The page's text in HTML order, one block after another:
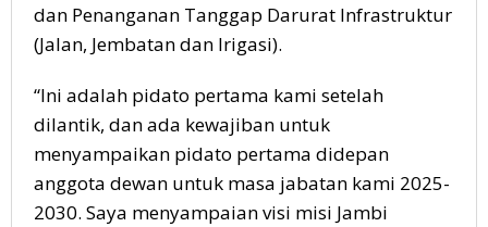
dan Penanganan Tanggap Darurat Infrastruktur
(Jalan, Jembatan dan Irigasi).
“Ini adalah pidato pertama kami setelah
dilantik, dan ada kewajiban untuk
menyampaikan pidato pertama didepan
anggota dewan untuk masa jabatan kami 2025-
2030. Saya menyampaian visi misi Jambi